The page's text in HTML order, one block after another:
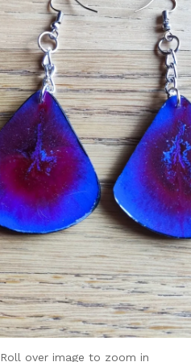
Roll over image to zoom in